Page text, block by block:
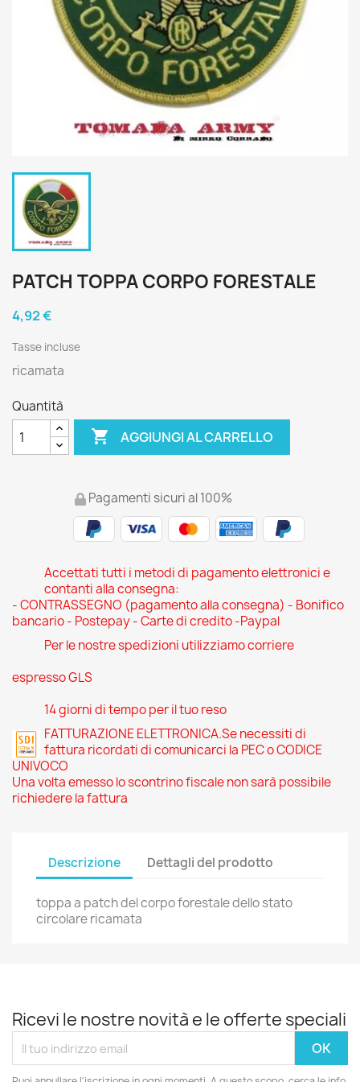
PATCH TOPPA CORPO FORESTALE
4,92 €
Tasse incluse
ricamata
Quantità
 AGGIUNGI AL CARRELLO
Pagamenti sicuri al 100%
Accettati tutti i metodi di pagamento elettronici e
contanti alla consegna:
- CONTRASSEGNO (pagamento alla consegna) - Bonifico
bancario - Postepay - Carte di credito -Paypal
Per le nostre spedizioni utilizziamo corriere
espresso GLS
14 giorni di tempo per il tuo reso
FATTURAZIONE ELETTRONICA.Se necessiti di
fattura ricordati di comunicarci la PEC o CODICE
UNIVOCO
Una volta emesso lo scontrino fiscale non sarà possibile
richiedere la fattura
Descrizione Dettagli del prodotto
toppa a patch del corpo forestale dello stato
circolare ricamata
Ricevi le nostre novità e le offerte speciali